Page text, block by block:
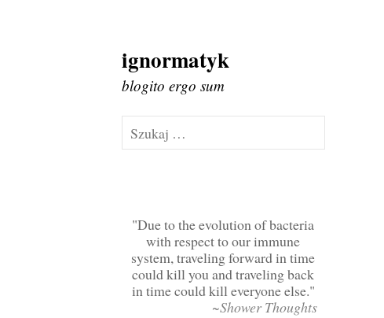
Skip
to
content
ignormatyk
blogito ergo sum
Szukaj:
Due to the evolution of bacteria
with respect to our immune
system, traveling forward in time
could kill you and traveling back
in time could kill everyone else.
~Shower Thoughts